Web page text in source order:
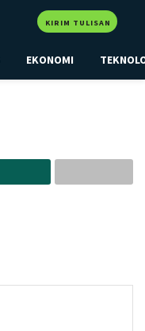
KIRIM TULISAN
EKONOMI